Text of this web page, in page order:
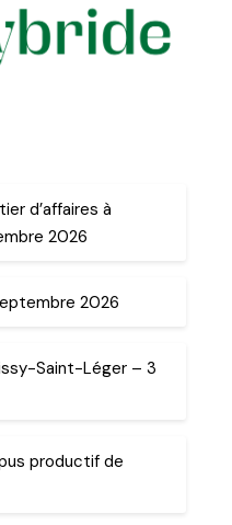
d’affaires à
2026
2026
Saint-Léger – 3
productif de